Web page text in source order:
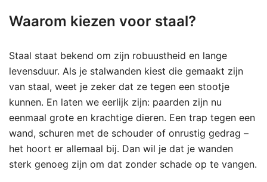
Waarom kiezen voor staal?
Staal staat bekend om zijn robuustheid en lange
levensduur. Als je stalwanden kiest die gemaakt zijn
van staal, weet je zeker dat ze tegen een stootje
kunnen. En laten we eerlijk zijn: paarden zijn nu
eenmaal grote en krachtige dieren. Een trap tegen een
wand, schuren met de schouder of onrustig gedrag –
het hoort er allemaal bij. Dan wil je dat je wanden
sterk genoeg zijn om dat zonder schade op te vangen.